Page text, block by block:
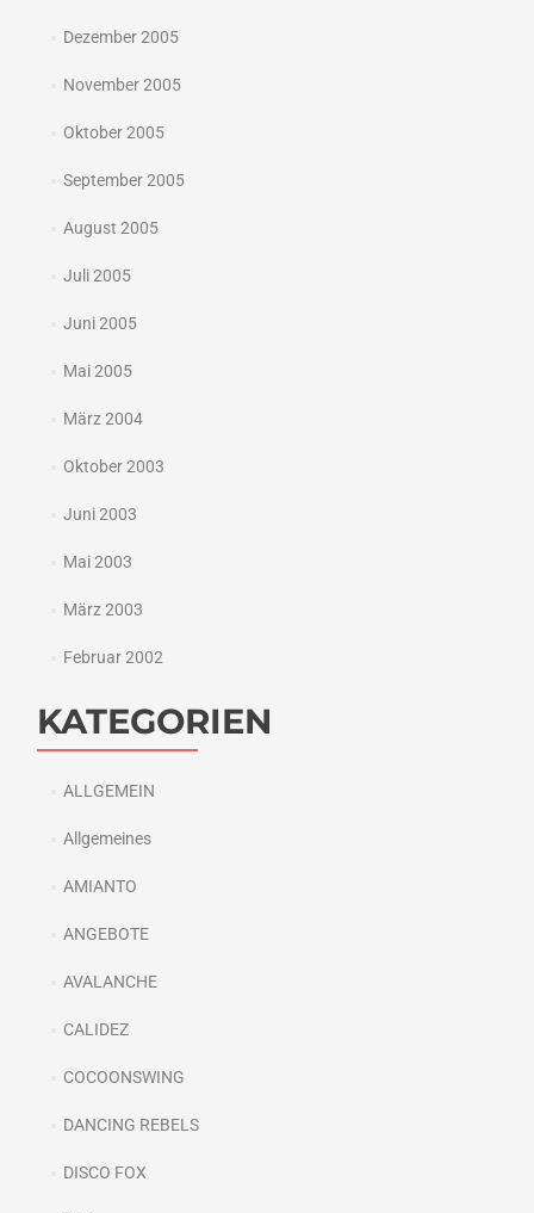
Dezember 2005
November 2005
Oktober 2005
September 2005
August 2005
Juli 2005
Juni 2005
Mai 2005
März 2004
Oktober 2003
Juni 2003
Mai 2003
März 2003
Februar 2002
KATEGORIEN
ALLGEMEIN
Allgemeines
AMIANTO
ANGEBOTE
AVALANCHE
CALIDEZ
COCOONSWING
DANCING REBELS
DISCO FOX